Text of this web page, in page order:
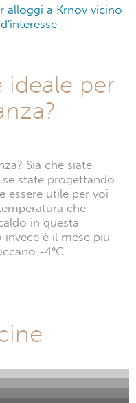
alloggi a Krnov vicino
ideale per
Sia che siate
state progettando
essere utile per voi
che
in questa
è il mese più
-4°C.